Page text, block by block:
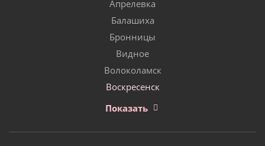
Апрелевка
Балашиха
Бронницы
Видное
Волоколамск
Воскресенск
Показать